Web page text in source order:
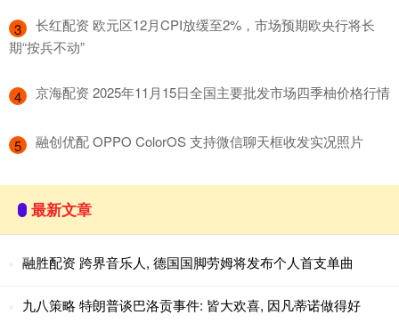
3
​长红配资 欧元区12月CPI放缓至2%，市场预期欧央行将长
期“按兵不动”
4 ​京海配资 2025年11月15日全国主要批发市场四季柚价格行情
5 ​融创优配 OPPO ColorOS 支持微信聊天框收发实况照片
最新文章
融胜配资 跨界音乐人, 德国国脚劳姆将发布个人首支单曲
九八策略 特朗普谈巴洛贡事件: 皆大欢喜, 因凡蒂诺做得好